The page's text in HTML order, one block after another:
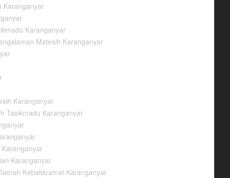
Karanganyar
Karanganyar
Matesih Karanganyar
Karanganyar
Tasikmadu Karanganyar
Karanganyar
Kebakkramat Karanganyar